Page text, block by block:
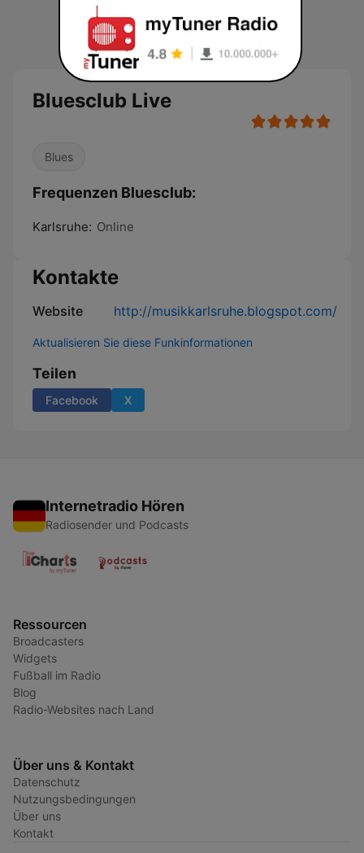
Bluesclub Live
Blues
Frequenzen Bluesclub:
Karlsruhe: Online
Kontakte
Website http://musikkarlsruhe.blogspot.com/
Aktualisieren Sie diese Funkinformationen
Teilen
Facebook X
Internetradio Hören
Radiosender und Podcasts
Ressourcen
Broadcasters
Widgets
Fußball im Radio
Blog
Radio-Websites nach Land
Über uns & Kontakt
Datenschutz
Nutzungsbedingungen
Über uns
Kontakt